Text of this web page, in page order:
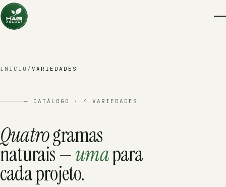
INÍCIO / VARIEDADES
— CATÁLOGO · 4 VARIEDADES
Quatrogramas
naturais —umapara
cada projeto.